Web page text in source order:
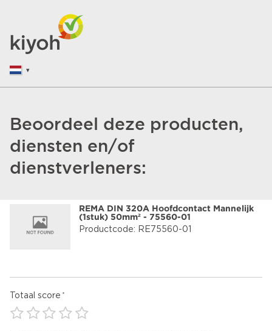
Beoordeel deze producten,
diensten en/of
dienstverleners:
REMA DIN 320A Hoofdcontact Mannelijk
(1stuk) 50mm² - 75560-01
Productcode: RE75560-01
Totaal score